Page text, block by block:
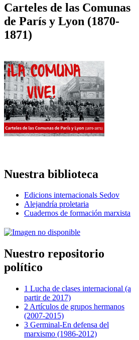
Carteles de las Comunas
de París y Lyon (1870-
1871)
Nuestra biblioteca
Edicions internacionals Sedov
Alejandría proletaria
Cuadernos de formación marxista
Nuestro repositorio
político
1 Lucha de clases internacional (a
partir de 2017)
2 Artículos de grupos hermanos
(2007-2015)
3 Germinal-En defensa del
marxismo (1986-2012)